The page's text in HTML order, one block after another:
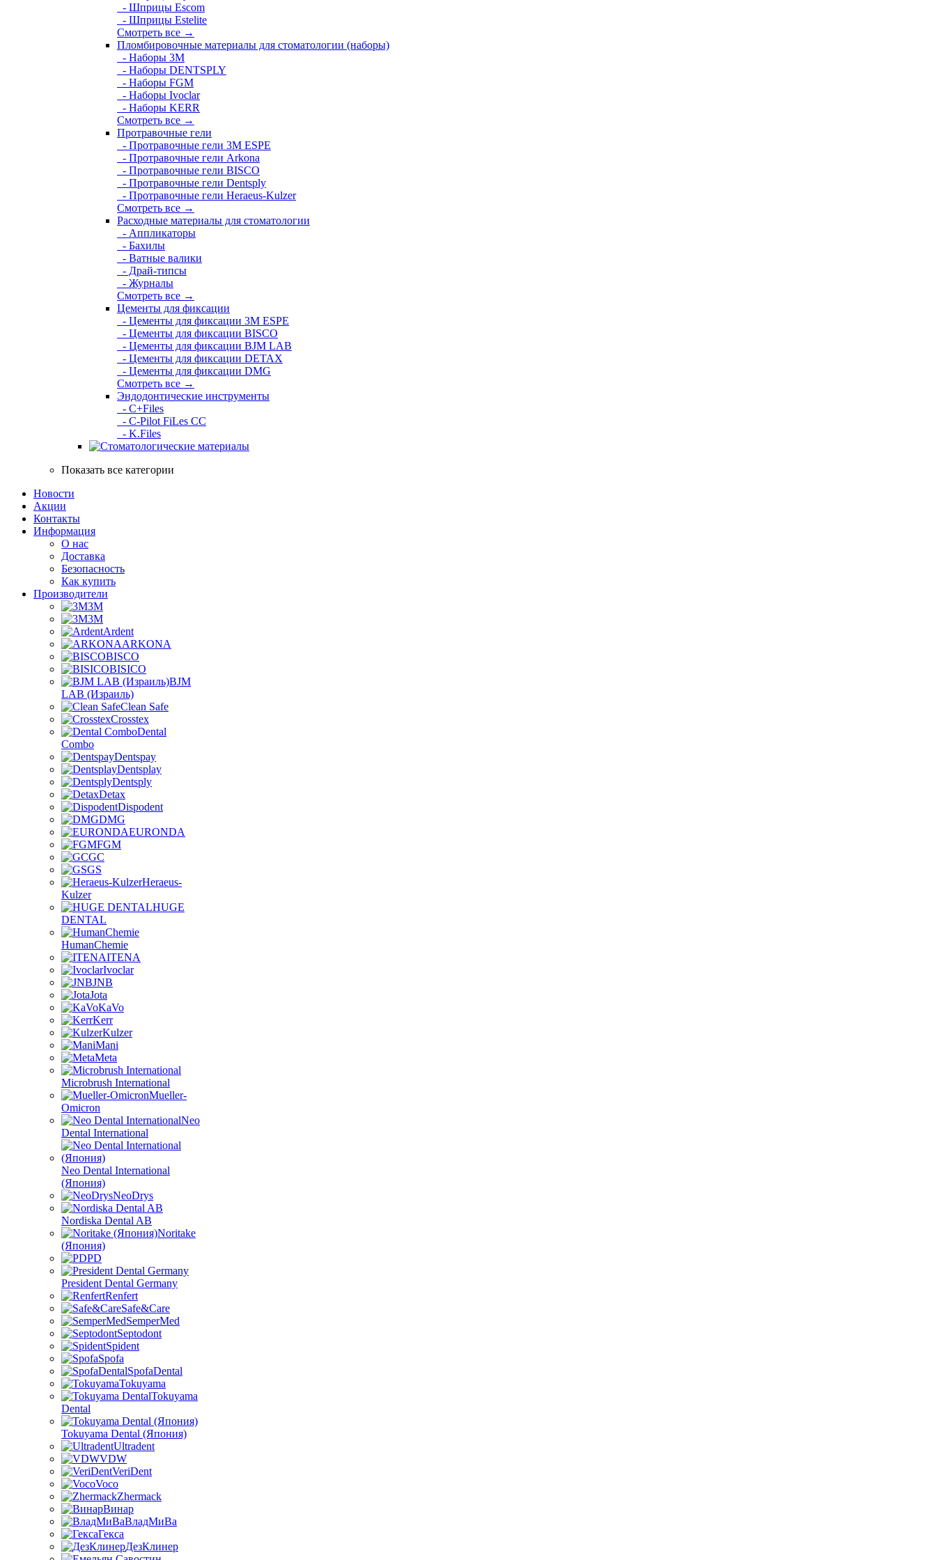
- Шприцы Escom
- Шприцы Estelite
Смотреть все →
Пломбировочные материалы для стоматологии (наборы)
- Наборы 3М
- Наборы DENTSPLY
- Наборы FGM
- Наборы Ivoclar
- Наборы KERR
Смотреть все →
Протравочные гели
- Протравочные гели 3М ESPE
- Протравочные гели Arkona
- Протравочные гели BISCO
- Протравочные гели Dentsply
- Протравочные гели Heraeus-Kulzer
Смотреть все →
Расходные материалы для стоматологии
- Аппликаторы
- Бахилы
- Ватные валики
- Драй-типсы
- Журналы
Смотреть все →
Цементы для фиксации
- Цементы для фиксации 3M ESPE
- Цементы для фиксации BISCO
- Цементы для фиксации BJM LAB
- Цементы для фиксации DETAX
- Цементы для фиксации DMG
Смотреть все →
Эндодонтические инструменты
- C+Files
- C-Pilot FiLes CC
- K.Files
Показать все категории
Новости
Акции
Контакты
Информация
О нас
Доставка
Безопасность
Как купить
Производители
3M
3М
Ardent
ARKONA
BISCO
BISICO
BJM
LAB (Израиль)
Clean Safe
Crosstex
Dental
Combo
Dentspay
Dentsplay
Dentsply
Detax
Dispodent
DMG
EURONDA
FGM
GC
GS
Heraeus-
Kulzer
HUGE
DENTAL
HumanChemie
ITENA
Ivoclar
JNB
Jota
KaVo
Kerr
Kulzer
Mani
Meta
Microbrush International
Mueller-
Omicron
Neo
Dental International
Neo Dental International
(Япония)
NeoDrys
Nordiska Dental AB
Noritake
(Япония)
PD
President Dental Germany
Renfert
Safe&Care
SemperMed
Septodont
Spident
Spofa
SpofaDental
Tokuyama
Tokuyama
Dental
Tokuyama Dental (Япония)
Ultradent
VDW
VeriDent
Voco
Zhermack
Винар
ВладМиВа
Гекса
ДезКлинер